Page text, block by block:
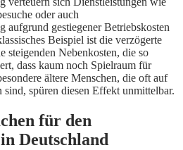
oder auch
aufgrund gestiegener Betriebskosten
Beispiel ist die verzögerte
steigenden Nebenkosten, die so
dass kaum noch Spielraum für
ältere Menschen, die oft auf
sind, spüren diesen Effekt unmittelbar.
für den
Deutschland